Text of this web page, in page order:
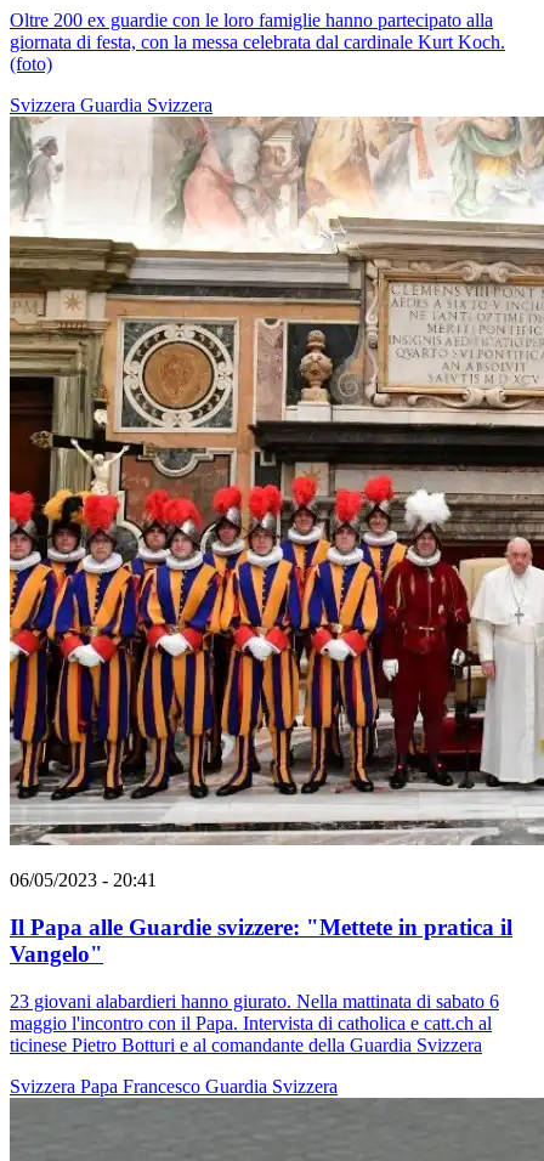
Oltre 200 ex guardie con le loro famiglie hanno partecipato alla
giornata di festa, con la messa celebrata dal cardinale Kurt Koch.
(foto)
Svizzera Guardia Svizzera
06/05/2023 - 20:41
Il Papa alle Guardie svizzere: "Mettete in pratica il
Vangelo"
23 giovani alabardieri hanno giurato. Nella mattinata di sabato 6
maggio l'incontro con il Papa. Intervista di catholica e catt.ch al
ticinese Pietro Botturi e al comandante della Guardia Svizzera
Svizzera Papa Francesco Guardia Svizzera